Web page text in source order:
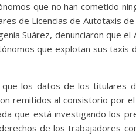
que no han cometido
de Licencias de Autotaxis
Suárez, denunciaron que
que explotan sus taxis
que los datos de los titulares
remitidos al consistorio por
que está investigando los
de los trabajadores